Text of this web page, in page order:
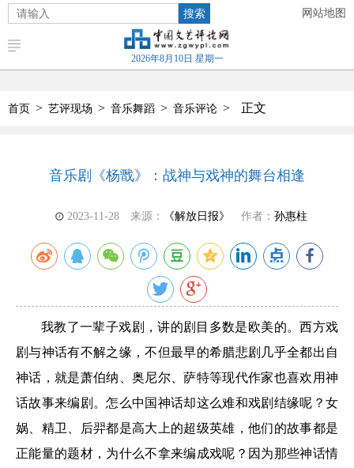
搜索 网站地图
2026年8月10日 星期一
首页 > 艺评现场 > 音乐舞蹈 > 音乐评论 > 正文
音乐剧《杨戬》：战神与戏神的舞台相逢
2023-11-28 来源： 《解放日报》 作者： 孙惠柱
我教了一辈子戏剧，讲的剧目多数是欧美的。西方戏
剧与神话有不解之缘，不但最早的希腊悲剧几乎全都出自
神话，就是萧伯纳、奥尼尔、萨特等现代作家也喜欢用神
话故事来编剧。怎么中国神话却这么难和戏剧结缘呢？女
娲、精卫、后羿都是高大上的超级英雄，他们的故事都是
正能量的题材，为什么不拿来编成戏呢？因为那些神话情